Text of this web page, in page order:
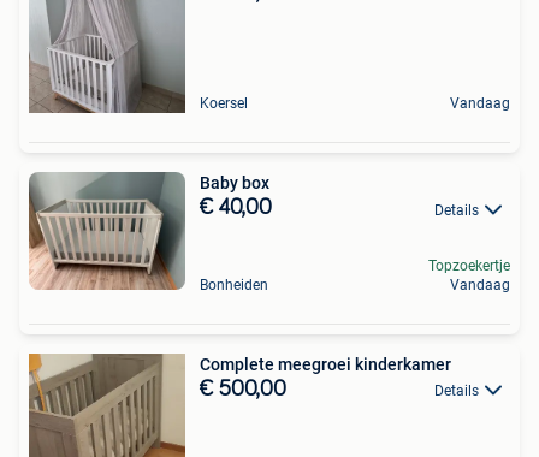
Koersel Vandaag
Baby box
€ 40,00 Details
Bonheiden
Topzoekertje
Vandaag
Complete meegroei kinderkamer
€ 500,00 Details